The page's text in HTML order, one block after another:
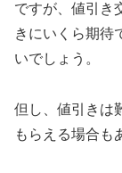
ですが、値引き
きにいくら期待
いでしょう。
但し、値引きは
もらえる場合も